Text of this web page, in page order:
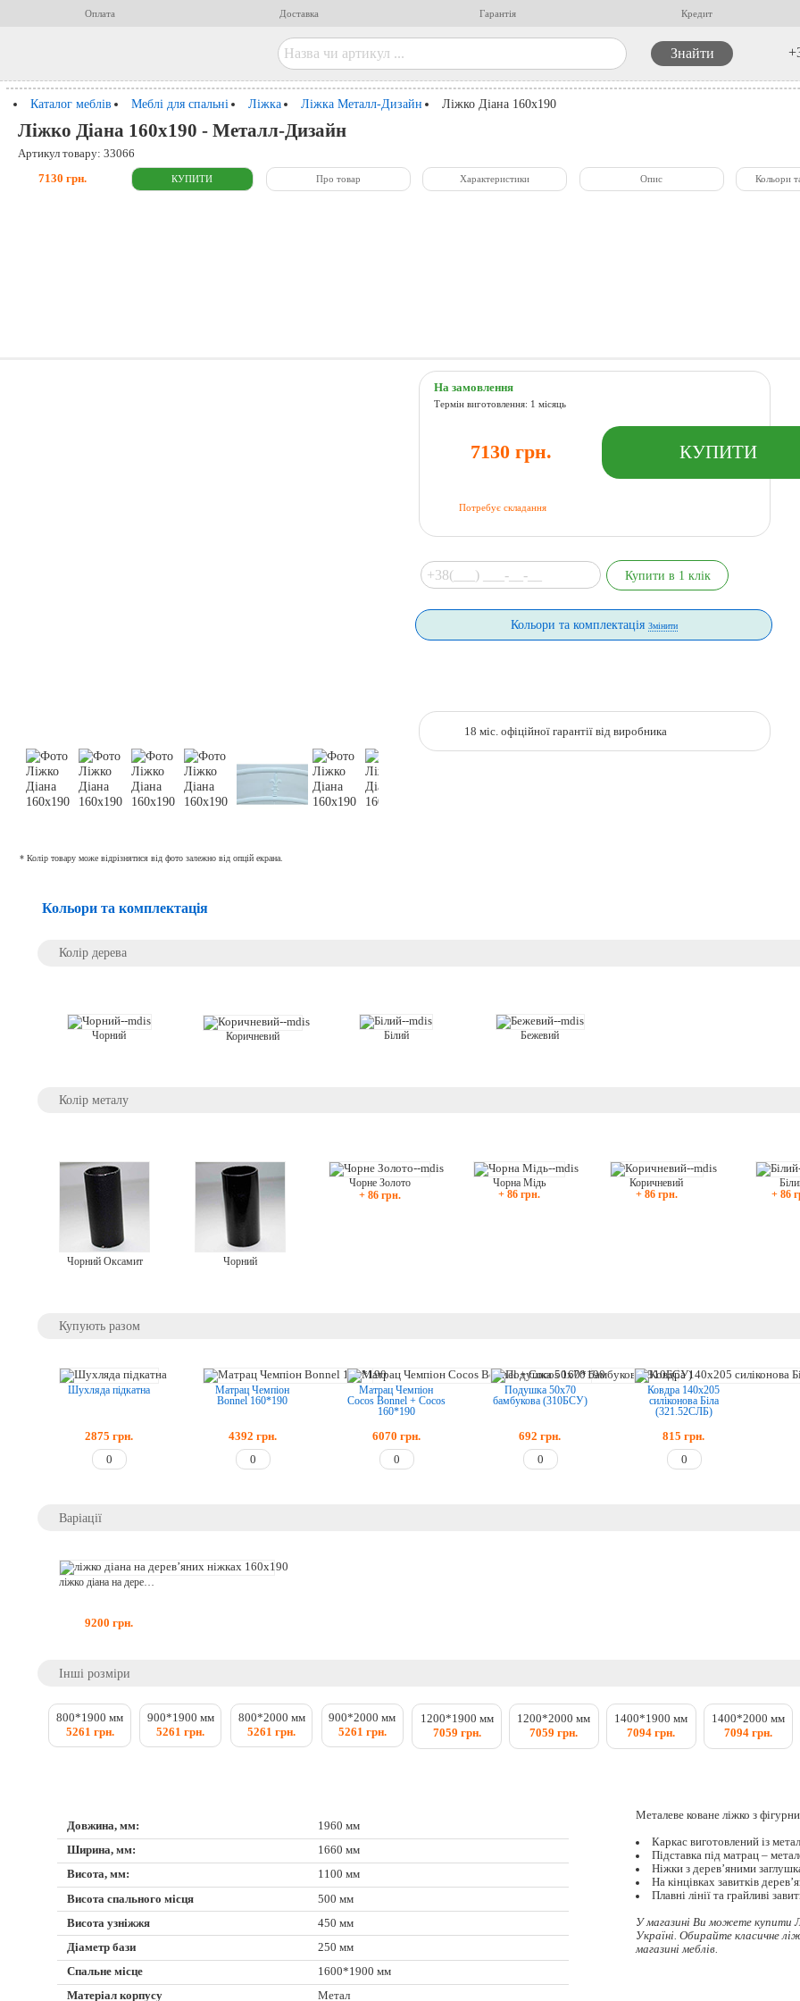
Оплата Доставка Гарантія Кредит
Каталог меблів Меблі для спальні Ліжка Ліжка Металл-Дизайн Ліжко Діана 160x190
Ліжко Діана 160x190 - Металл-Дизайн
Артикул товару: 33066
7130 грн. Про товар Характеристики Опис Кольори
* Колір товару може відрізнятися від фото залежно від опцій екрана.
На замовлення
Термін виготовлення: 1 місяць
7130 грн.
Потребує складання
Кольори та комплектація Змінити
18 міс. офіційної гарантії від виробника
Кольори та комплектація
Колір дерева
Чорний Коричневий Білий Бежевий
Колір металу
Чорний Оксамит Чорний
Чорне Золото
+ 86 грн.
Чорна Мідь
+ 86 грн.
Коричневий
+ 86 грн.
+ 86
Купують разом
Шухляда підкатна
2875 грн.
Матрац Чемпіон
Bonnel 160*190
4392 грн.
Матрац Чемпіон
Cocos Bonnel + Cocos
160*190
6070 грн.
Подушка 50х70
бамбукова (310БСУ)
692 грн.
Ковдра 140х205
силіконова Біла
(321.52СЛБ)
815 грн.
Варіації
9200 грн.
Інші розміри
800*1900 мм
5261 грн.
900*1900 мм
5261 грн.
800*2000 мм
5261 грн.
900*2000 мм
5261 грн.
1200*1900 мм
7059 грн.
1200*2000 мм
7059 грн.
1400*1900 мм
7094 грн.
1400*2000 мм
7094 грн.
Довжина, мм:
1960 мм
Ширина, мм:
1660 мм
Висота, мм:
1100 мм
Висота спального місця
500 мм
Висота узніжжя
450 мм
Діаметр бази
250 мм
Спальне місце
1600*1900 мм
Матеріал корпусу
Метал
Металеве коване ліжко з
Каркас виготовлений із
Підставка під матрац –
Ніжки з дерев’яними
На кінцівках завитків
Плавні лінії та грайливі
У магазині Ви можете купити
Україні. Обирайте класичне
магазині меблів.